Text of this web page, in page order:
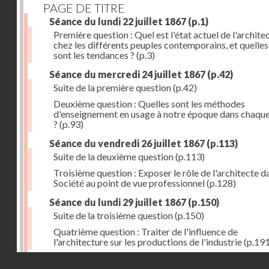
PAGE DE TITRE
Séance du lundi 22 juillet 1867 (p.1)
Première question : Quel est l'état actuel de
chez les différents peuples contemporains, et
sont les tendances ? (p.3)
Séance du mercredi 24 juillet 1867 (p.42)
Suite de la première question(p.42)
Deuxième question : Quelles sont les méthodes
d'enseignement en usage à notre époque dans
? (p.93)
Séance du vendredi 26 juillet 1867 (p.113)
Suite de la deuxième question(p.113)
Troisième question : Exposer le rôle de l'architecte
Société au point de vue professionnel(p.128)
Séance du lundi 29 juillet 1867 (p.150)
Suite de la troisième question(p.150)
Quatrième question : Traiter de l'influence de
l'architecture sur les productions de l'industrie